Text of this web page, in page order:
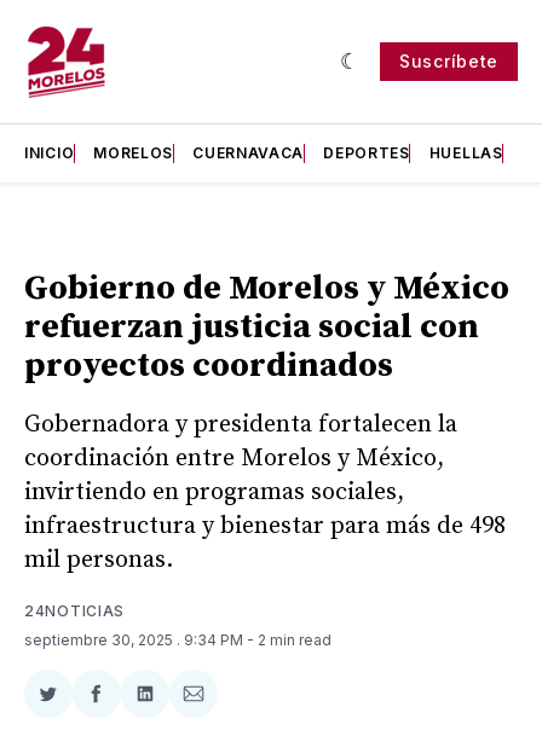
Suscríbete
INICIO MORELOS CUERNAVACA DEPORTES HUELLAS
Gobierno de Morelos y México
refuerzan justicia social con
proyectos coordinados
Gobernadora y presidenta fortalecen la
coordinación entre Morelos y México,
invirtiendo en programas sociales,
infraestructura y bienestar para más de 498
mil personas.
24NOTICIAS
septiembre 30, 2025 . 9:34 PM - 2 min read
CompartirCompartir
CompartirCompartir